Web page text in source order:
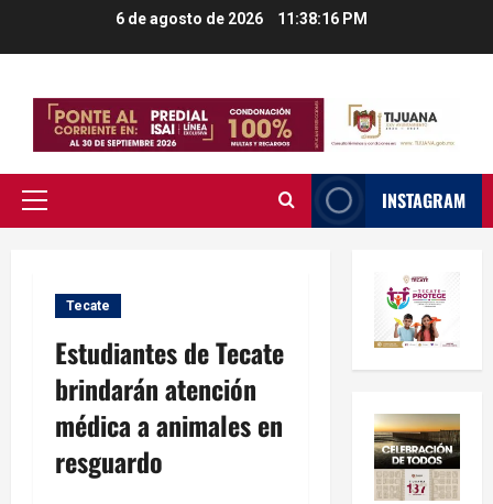
6 de agosto de 2026 11:38:17 PM
Menú
INSTAGRAM
Tecate
Estudiantes de Tecate
brindarán atención
médica a animales en
resguardo